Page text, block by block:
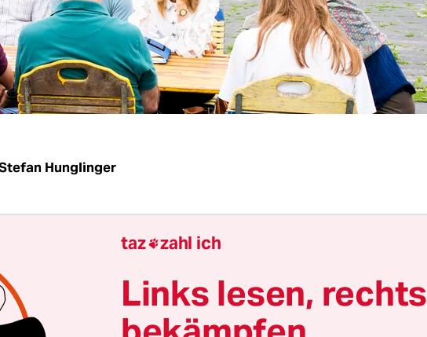
Hunglinger
Tochter!“, ruft eine nach Berlin geflüchtete Mutter mit
als die „Fraktion Schwimmer mit Trampolin“ ins
der Manege hüpft. Die Frau sitzt in der zweiten Reihe
Zirkuszeltes, schräg hinter Integrationssenatorin Elke
(Die Linke) und den Ehrengästen, Rojîn Çeto, Feremez
taz zahl ich
Links lesen, rechts